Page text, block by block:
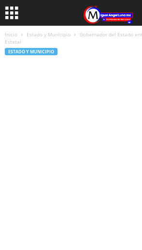
Inicio Estado y Municipio
Gobernador del Estado
Estatal
ESTADO Y MUNICIPIO